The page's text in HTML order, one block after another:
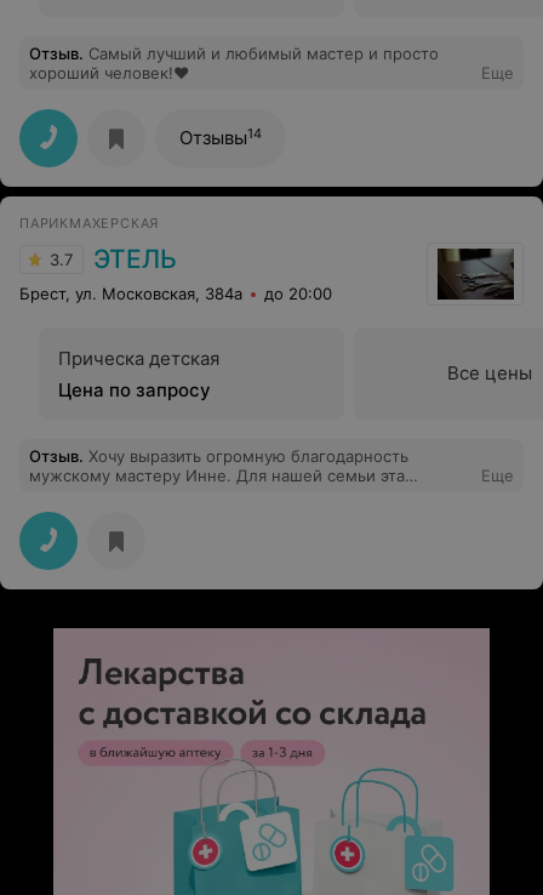
Отзыв. Самый лучший и любимый мастер и просто
хороший человек!❤
Еще
Отзывы14
ПАРИКМАХЕРСКАЯ
3.7 ЭТЕЛЬ
Брест, ул. Московская, 384а до 20:00
Прическа детская
Цена по запросу
Все цены
Отзыв. Хочу выразить огромную благодарность
мужскому мастеру Инне. Для нашей семьи эта
своего мужа, старшего сына и младшенького. Для
младшего сына поход в парикмахерскую не очень
приятное занятие. Инна нашла подход к моему
ребенку, теперь поход в парикмахерскую для нас не
проблема. Мастер все делает аккуратно, всегда
всегда довольны! Спасибо за качественное и
Еще